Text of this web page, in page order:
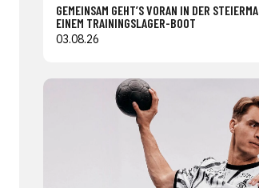
GEMEINSAM GEHT’S VORAN IN DER
EINEM TRAININGSLAGER-BOOT
03.08.26